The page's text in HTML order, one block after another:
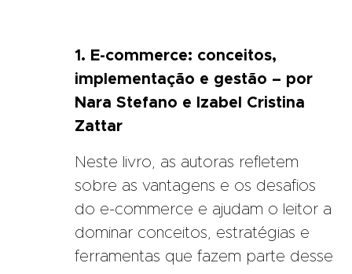
1. E-commerce: conceitos,
implementação e gestão – por
Nara Stefano e Izabel Cristina
Zattar
Neste livro, as autoras refletem
sobre as vantagens e os desafios
do e-commerce e ajudam o leitor a
dominar conceitos, estratégias e
ferramentas que fazem parte desse